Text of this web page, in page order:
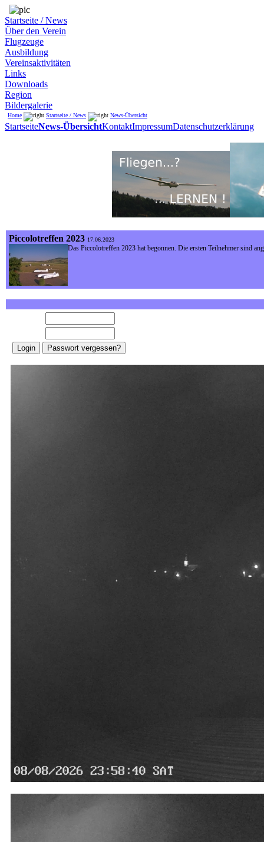
Startseite / News
Über den Verein
Flugzeuge
Ausbildung
Vereinsaktivitäten
Links
Downloads
Region
Bildergalerie
Home Startseite / News News-Übersicht
StartseiteNews-ÜbersichtKontaktImpressumDatenschutzerklärung
Piccolotreffen 2023 17.06.2023
Das Piccolotreffen 2023 hat begonnen. Die ersten Teilnehmer sind